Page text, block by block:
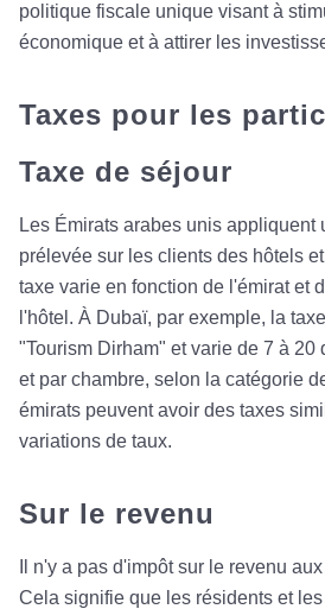
politique fiscale unique visant à
économique et à attirer les
Taxes pour les
Taxe de séjour
Les Émirats arabes unis appliquent
prélevée sur les clients des hôtels
taxe varie en fonction de l'émirat et
l'hôtel. À Dubaï, par exemple, la
"Tourism Dirham" et varie de 7 à 20
et par chambre, selon la catégorie
émirats peuvent avoir des taxes
variations de taux.
Sur le revenu
Il n'y a pas d'impôt sur le revenu
Cela signifie que les résidents et